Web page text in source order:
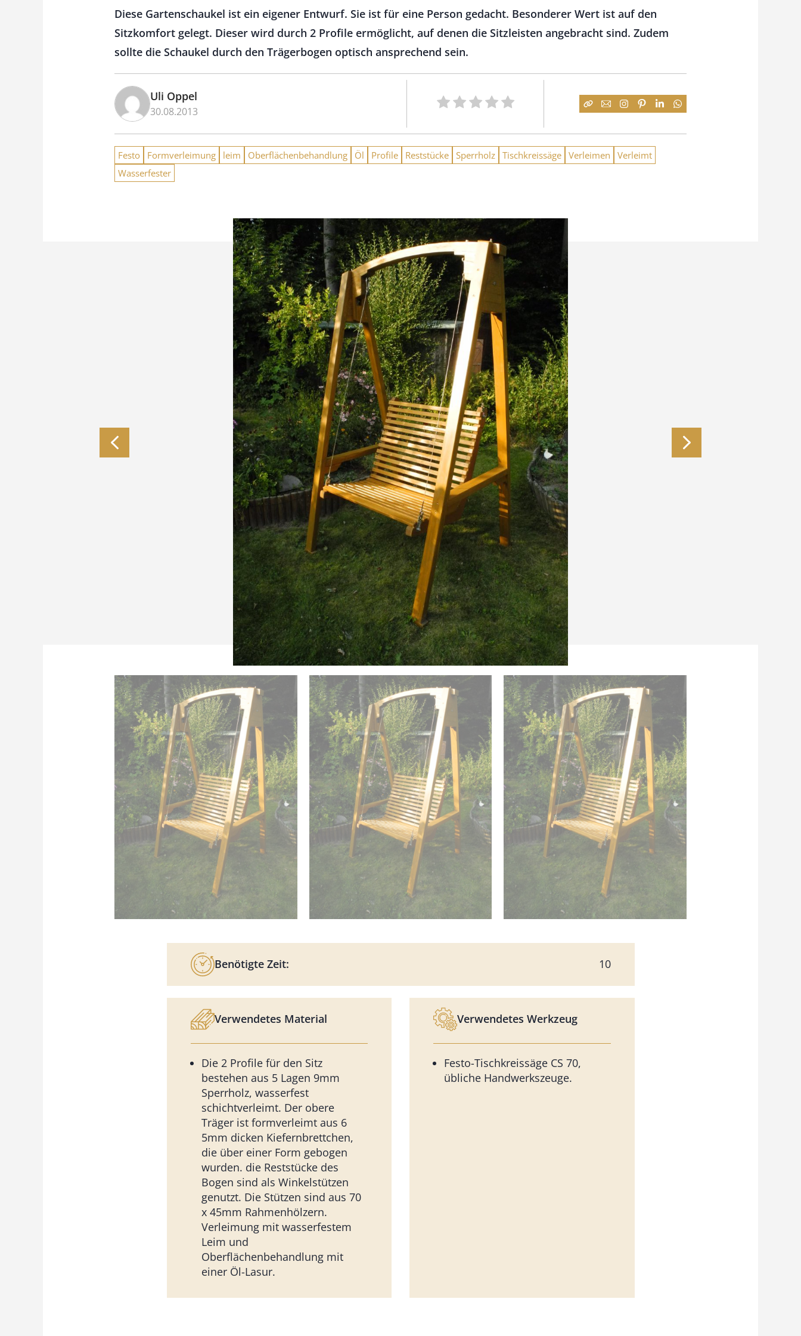
Diese Gartenschaukel ist ein eigener Entwurf. Sie ist für eine Person gedacht. Besonderer Wert ist auf den
Sitzkomfort gelegt. Dieser wird durch 2 Profile ermöglicht, auf denen die Sitzleisten angebracht sind. Zudem
sollte die Schaukel durch den Trägerbogen optisch ansprechend sein.
Uli Oppel
30.08.2013
Festo Formverleimung leim Oberflächenbehandlung Öl Profile Reststücke Sperrholz Tischkreissäge Verleimen
Verleimt
Wasserfester
Benötigte Zeit: 10
Verwendetes Material
Die 2 Profile für den Sitz
bestehen aus 5 Lagen 9mm
Sperrholz, wasserfest
schichtverleimt. Der obere
Träger ist formverleimt aus 6
5mm dicken Kiefernbrettchen,
die über einer Form gebogen
wurden. die Reststücke des
Bogen sind als Winkelstützen
genutzt. Die Stützen sind aus 70
x 45mm Rahmenhölzern.
Verleimung mit wasserfestem
Leim und
Oberflächenbehandlung mit
einer Öl-Lasur.
Verwendetes Werkzeug
Festo-Tischkreissäge CS 70,
übliche Handwerkszeuge.